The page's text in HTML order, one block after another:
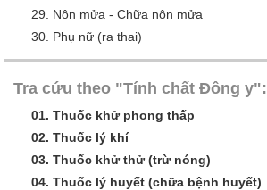
29. Nôn mửa - Chữa nôn mửa
30. Phụ nữ (ra thai)
Tra cứu theo "Tính chất Đông y":
01. Thuốc khử phong thấp
02. Thuốc lý khí
03. Thuốc khử thử (trừ nóng)
04. Thuốc lý huyết (chữa bệnh huyết)